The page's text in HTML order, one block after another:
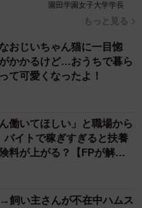
園田学園女子大学学長
もっと見る
おじいちゃん猫に一目惚
かかるけど…おうちで暮ら
て可愛くなったよ！
働いてほしい」と職場から
イトで稼ぎすぎると扶養
料が上がる？【FPが解
飼い主さんが不在中ハムス